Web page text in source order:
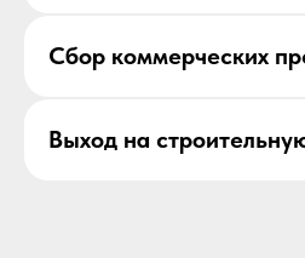
Сбор коммерческих
Выход на